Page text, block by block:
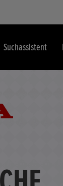
Suchassistent